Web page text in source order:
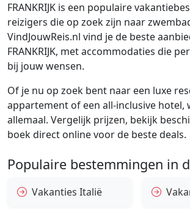
FRANKRIJK is een populaire
reizigers die op zoek zijn naar
VindJouwReis.nl vind je de beste
FRANKRIJK, met accommodaties die
bij jouw wensen.
Of je nu op zoek bent naar een luxe
appartement of een all-inclusive hotel,
allemaal. Vergelijk prijzen, bekijk
boek direct online voor de beste deals.
Populaire bestemmingen in
Vakanties Italië